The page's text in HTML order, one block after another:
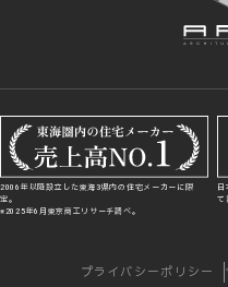
2006年以降設立した東海3県内の住宅メーカーに限
定。
※2025年6月東京商工リサーチ調べ。
日
て
プライバシーポリシー